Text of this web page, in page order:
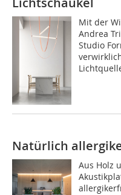
Mit der
Andrea
Studio
Natürlich
Aus Holz